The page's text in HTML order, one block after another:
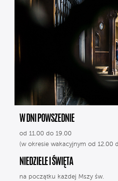
W DNI POWSZEDNIE
od 11.00 do 19.00
(w okresie wakacyjnym od 12.00
NIEDZIELE I ŚWIĘTA
na początku każdej Mszy św.